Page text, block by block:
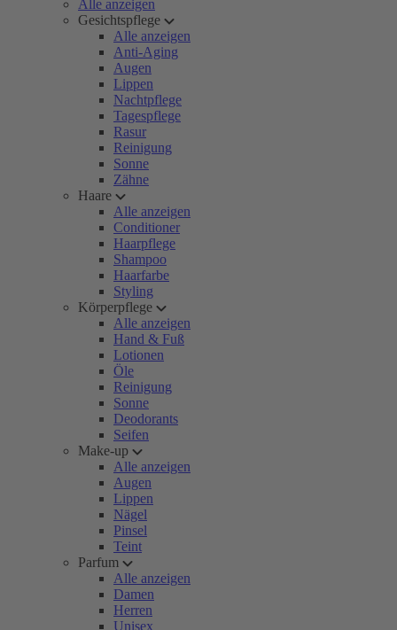
Alle anzeigen
Gesichtspflege
Alle anzeigen
Anti-Aging
Augen
Lippen
Nachtpflege
Tagespflege
Rasur
Reinigung
Sonne
Zähne
Haare
Alle anzeigen
Conditioner
Haarpflege
Shampoo
Haarfarbe
Styling
Körperpflege
Alle anzeigen
Hand & Fuß
Lotionen
Öle
Reinigung
Sonne
Deodorants
Seifen
Make-up
Alle anzeigen
Augen
Lippen
Nägel
Pinsel
Teint
Parfum
Alle anzeigen
Damen
Herren
Unisex